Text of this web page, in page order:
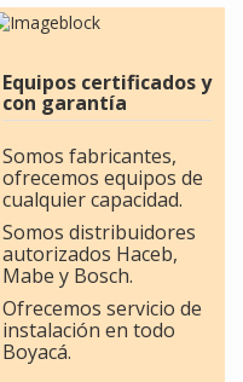
Equipos certificados y
con garantía
Somos fabricantes,
ofrecemos equipos de
cualquier capacidad.
Somos distribuidores
autorizados Haceb,
Mabe y Bosch.
Ofrecemos servicio de
instalación en todo
Boyacá.